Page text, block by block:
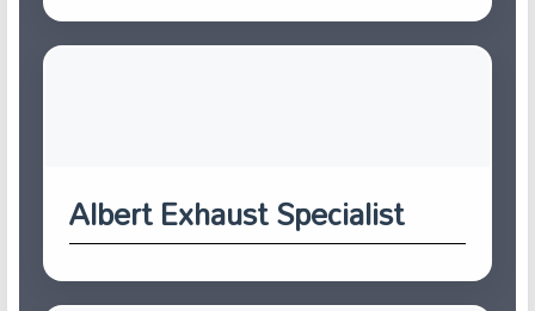
Albert Exhaust Specialist